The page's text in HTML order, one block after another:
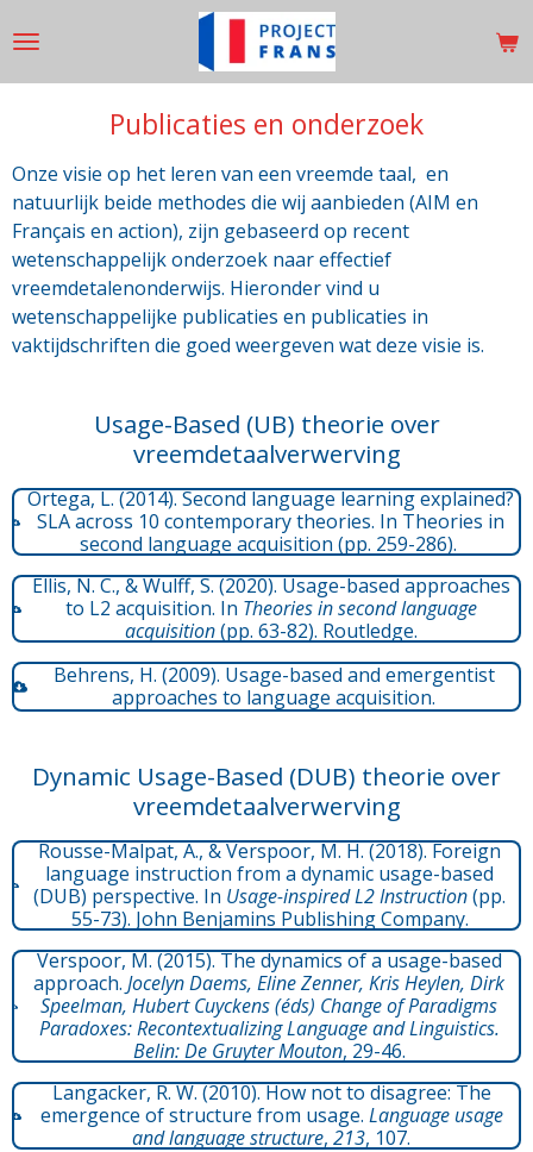
direct
naar
hoofdinhoudPublicaties en onderzoek
Onze visie op het leren van een vreemde taal, en
natuurlijk beide methodes die wij aanbieden (AIM en
Français en action), zijn gebaseerd op recent
wetenschappelijk onderzoek naar effectief
vreemdetalenonderwijs. Hieronder vind u
wetenschappelijke publicaties en publicaties in
vaktijdschriften die goed weergeven wat deze visie is.
Usage-Based (UB) theorie over
vreemdetaalverwerving
Ortega, L. (2014). Second language learning explained?
SLA across 10 contemporary theories. In Theories in
second language acquisition (pp. 259-286).
Ellis, N. C., & Wulff, S. (2020). Usage-based approaches
to L2 acquisition. In Theories in second language
acquisition(pp. 63-82). Routledge.
Behrens, H. (2009). Usage-based and emergentist
approaches to language acquisition.
Dynamic Usage-Based (DUB) theorie over
vreemdetaalverwerving
Rousse-Malpat, A., & Verspoor, M. H. (2018). Foreign
language instruction from a dynamic usage-based
(DUB) perspective. In Usage-inspired L2 Instruction(pp.
55-73). John Benjamins Publishing Company.
Verspoor, M. (2015). The dynamics of a usage-based
approach.Jocelyn Daems, Eline Zenner, Kris Heylen, Dirk
Speelman, Hubert Cuyckens (éds) Change of Paradigms
Paradoxes: Recontextualizing Language and Linguistics.
Belin: De Gruyter Mouton, 29-46.
Langacker, R. W. (2010). How not to disagree: The
emergence of structure from usage. Language usage
and language structure,213, 107.